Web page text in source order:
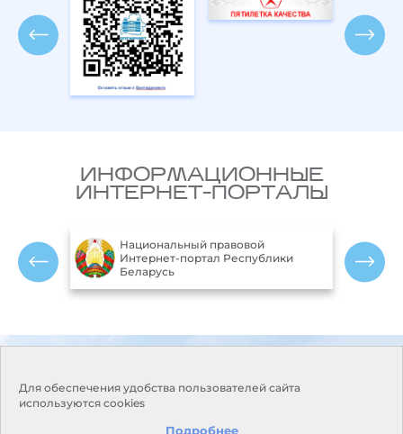
ИНФОРМАЦИОННЫЕ
ИНТЕРНЕТ-ПОРТАЛЫ
Национальный правовой
Интернет-портал Республики
Беларусь
Для обеспечения удобства пользователей сайта
используются cookies
Подробнее
Адрес:220114, г. Минск, пр.
Независимости, 110
9.00-18.00
воскресенье